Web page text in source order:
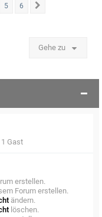
5 6
Gehe zu
Gast
erstellen.
Forum erstellen.
ändern.
löschen.